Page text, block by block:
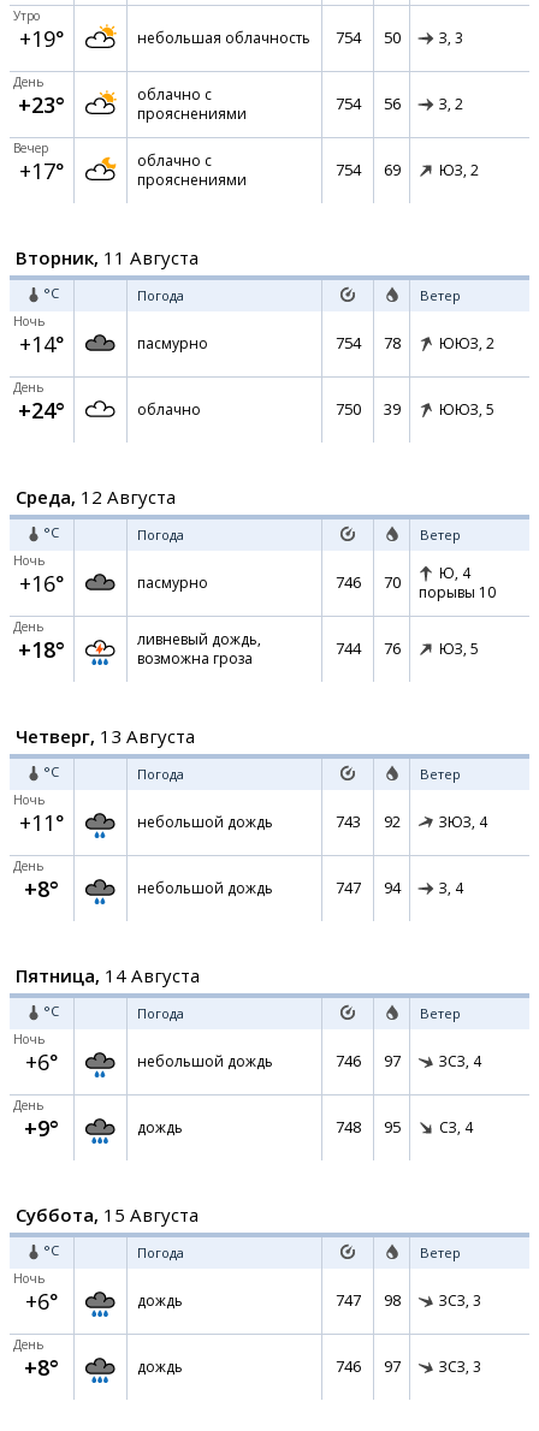
Утро
+19° небольшая облачность 754 50 З, 3
День
+23°
облачно с
прояснениями
754 56 З, 2
Вечер
+17°
облачно с
прояснениями
754 69 ЮЗ, 2
Вторник, 11 Августа
°C Погода Ветер
Ночь
+14° пасмурно 754 78 ЮЮЗ, 2
День
+24° облачно 750 39 ЮЮЗ, 5
Среда, 12 Августа
°C Погода Ветер
Ночь
+16° пасмурно 746 70 Ю, 4
порывы 10
День
+18°
ливневый дождь,
возможна гроза
744 76 ЮЗ, 5
Четверг, 13 Августа
°C Погода Ветер
Ночь
+11° небольшой дождь 743 92 ЗЮЗ, 4
День
+8° небольшой дождь 747 94 З, 4
Пятница, 14 Августа
°C Погода Ветер
Ночь
+6° небольшой дождь 746 97 ЗСЗ, 4
День
+9° дождь 748 95 СЗ, 4
Суббота, 15 Августа
°C Погода Ветер
Ночь
+6° дождь 747 98 ЗСЗ, 3
День
+8° дождь 746 97 ЗСЗ, 3